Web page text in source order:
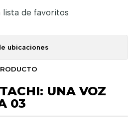
lista de favoritos
ubicaciones
UNA VOZ
03